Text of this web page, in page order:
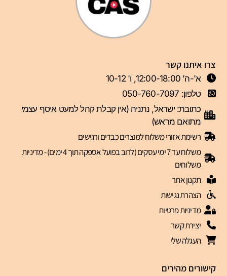
קישורים מהירים
צרו איתנו קשר
א'-ה' 12:00-18:00, ו' 10-12
טלפון: 050-760-7097
כתובת: ישראל, נתניה (אין קבלת קהל למעט איסף עצמי
מתואם מראש)
רשימת אזורי משלוח למוצרים כבדים ורגישים
משלוח עד 7 ימי עסקים (לרוב בפועל אספקה תוך 4 ימים) - מדיניות
משלוחים
תקנון אתר
הצהרת נגישות
מדיניות פרטיות
יצירת קשר
העגלה שלי